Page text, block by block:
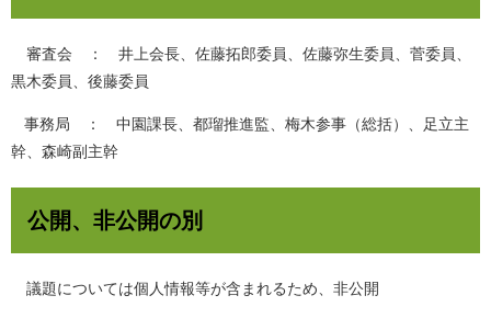
審査会 ： 井上会長、佐藤拓郎委員、佐藤弥生委員、菅委員、
黒木委員、後藤委員
事務局 ： 中園課長、都瑠推進監、梅木参事（総括）、足立主
幹、森崎副主幹
公開、非公開の別
議題については個人情報等が含まれるため、非公開